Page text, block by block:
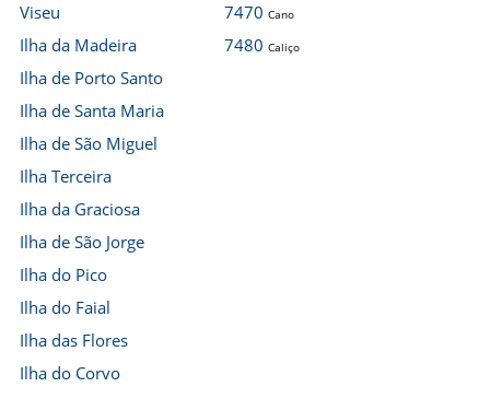
Viseu
Ilha da Madeira
Ilha de Porto Santo
Ilha de Santa Maria
Ilha de São Miguel
Ilha Terceira
Ilha da Graciosa
Ilha de São Jorge
Ilha do Pico
Ilha do Faial
Ilha das Flores
Ilha do Corvo
7470 Cano
7480 Caliço